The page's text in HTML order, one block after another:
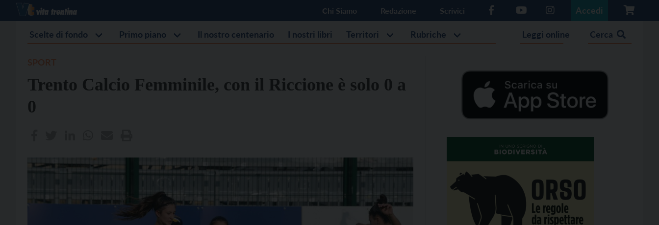
Chi Siamo Redazione Scrivici Accedi
Scelte di fondo Primo piano Il nostro centenario I nostri libri Territori Rubriche Leggi online Cerca
Trento Calcio Femminile, con il Riccione è solo 0 a
0